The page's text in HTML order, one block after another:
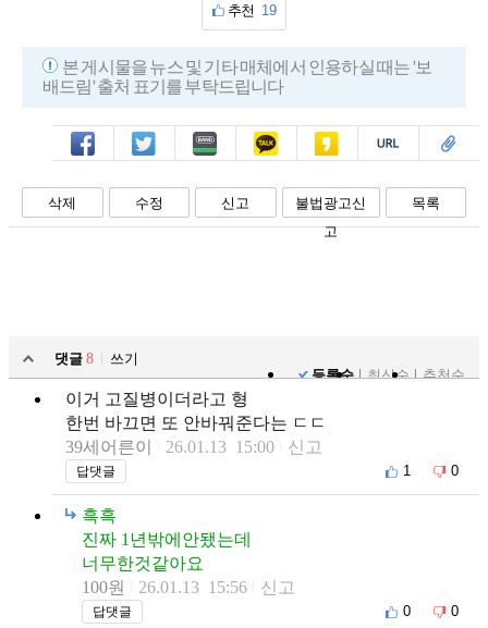
추천 19
본 게시물을 뉴스 및 기타 매체에서 인용하실 때는 '보
배드림' 출처 표기를 부탁드립니다
페북 트윗 밴드 카톡 카스 복사 스크랩
삭제 수정 신고
불법광고신
고
목록
댓글 8
쓰기
등록순
최신순 추천순
이거 고질병이더라고 형
한번 바끄면 또 안바꿔준다는 ㄷㄷ
39세어른이
26.01.13 15:00 신고
답댓글 1 0
흑흑
진짜 1년밖에안됐는데
너무한것같아요
100원
26.01.13 15:56 신고
답댓글 0 0